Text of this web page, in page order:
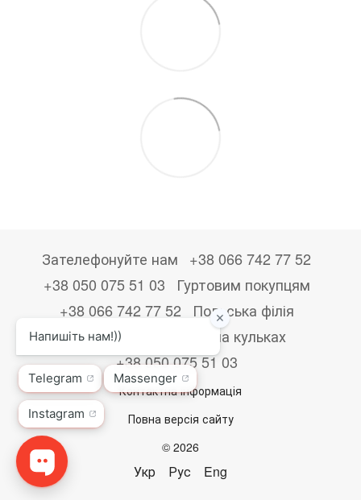
Зателефонуйте нам
+38 066 742 77 52
+38 050 075 51 03
Гуртовим покупцям
+38 066 742 77 52
Польська філія
+48533867723
Друк на кульках
+38 050 075 51 03
Контактна інформація
Повна версія сайту
© 2026
Укр Рус Eng